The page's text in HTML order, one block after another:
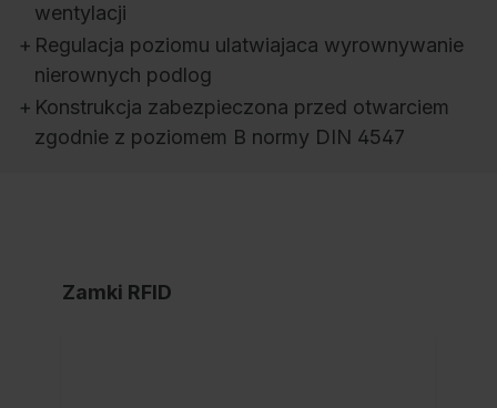
wentylacji
+ Regulacja poziomu ulatwiajaca wyrownywanie
nierownych podlog
+ Konstrukcja zabezpieczona przed otwarciem
zgodnie z poziomem B normy DIN 4547
Zamki RFID